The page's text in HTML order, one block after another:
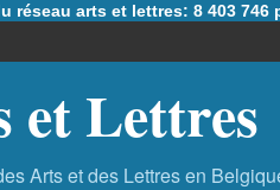
réseau arts et lettres: 8 403 746
et Lettres